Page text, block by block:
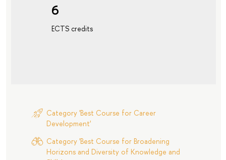
6
ECTS credits
Category 'Best Course for Career
Development'
Category 'Best Course for Broadening
Horizons and Diversity of Knowledge and